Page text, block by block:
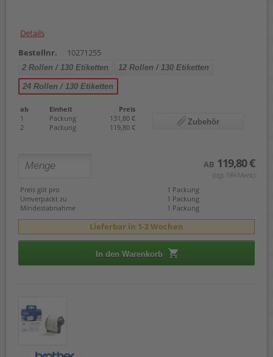
Details
Bestellnr.
10271255
2 Rollen / 130 Etiketten 12 Rollen / 130 Etiketten
24 Rollen / 130 Etiketten
ab Einheit
Preis
1
Packung
131,80 €
2
Packung 119,80 €
Zubehör
AB 119,80 €
(zzgl. 19% Mwst.)
Preis gilt pro
1 Packung
Umverpackt zu
1 Packung
Mindestabnahme
1 Packung
Lieferbar in 1-2 Wochen
In den Warenkorb